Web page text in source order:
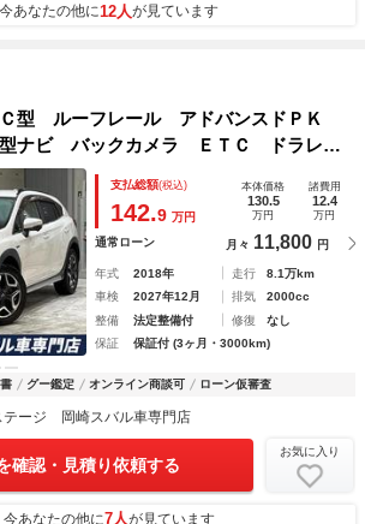
今あなたの他に12人が見ています
型 ルーフレール アドバンスドＰＫ
ナビ バックカメラ ＥＴＣ ドラレ
ルミ ＬＥＤヘッド パワーシート ア
ントロール
支払総額(税込)
142.9 万円
本体価格
130.5
万円
諸費用
12.4
万円
通常ローン 月々 11,800 円
年式 2018年 走行
8.1万km
車検
2027年12月 排気
2000cc
整備
法定整備付 修復
なし
保証
保証付 (3ヶ月・3000km)
グー鑑定 オンライン商談可 ローン仮審査
テージ 岡崎スバル車専門店
確認・見積り依頼する
お気に入り
今あなたの他に7人が見ています